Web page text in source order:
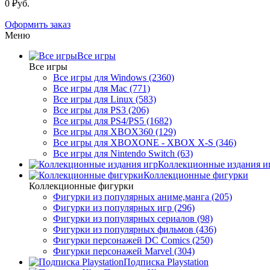
0 ₽уб.
Оформить заказ
Меню
Все игры
Все игры
Все игры для Windows (2360)
Все игры для Mac (771)
Все игры для Linux (583)
Все игры для PS3 (206)
Все игры для PS4/PS5 (1682)
Все игры для XBOX360 (129)
Все игры для XBOXONE - XBOX X-S (346)
Все игры для Nintendo Switch (63)
Коллекционные издания
Коллекционные фигурки
Коллекционные фигурки
Фигурки из популярных аниме,манга (205)
Фигурки из популярных игр (296)
Фигурки из популярных сериалов (98)
Фигурки из популярных фильмов (436)
Фигурки персонажей DC Comics (250)
Фигурки персонажей Marvel (304)
Подписка Playstation